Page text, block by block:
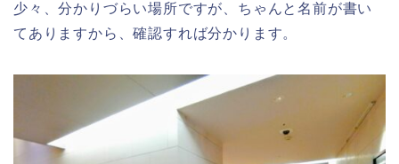
少々、分かりづらい場所ですが、ちゃんと名前が書い
てありますから、確認すれば分かります。